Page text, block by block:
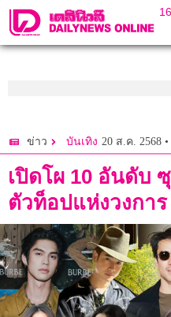
ข่าว บันเทิง 20 ส.ค. 2568 •
เปิดโผ 10 อันดับ
ตัวท็อปแห่งวงกา